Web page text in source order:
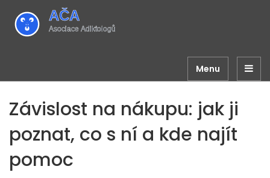
Menu
Závislost na nákupu: jak ji
poznat, co s ní a kde najít
pomoc